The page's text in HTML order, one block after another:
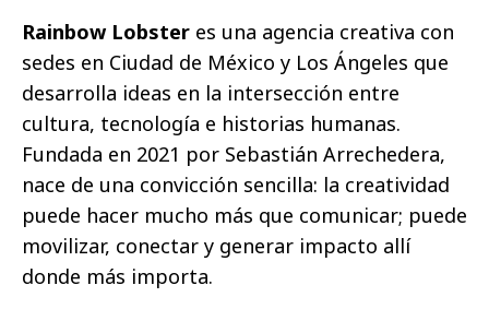
Rainbow Lobster es una agencia creativa con
sedes en Ciudad de México y Los Ángeles que
desarrolla ideas en la intersección entre
cultura, tecnología e historias humanas.
Fundada en 2021 por Sebastián Arrechedera,
nace de una convicción sencilla: la creatividad
puede hacer mucho más que comunicar; puede
movilizar, conectar y generar impacto allí
donde más importa.